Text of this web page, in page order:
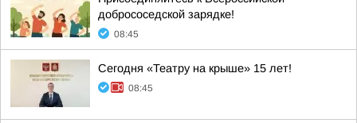
добрососедской зарядке!
08:45
Сегодня «Театру на крыше» 15 лет!
08:45